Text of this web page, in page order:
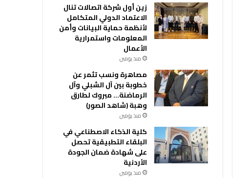
زين أول شركة اتصالات تنال
الاعتماد الدولي المتكامل
لأنظمة حماية البيانات وأمن
المعلومات واستمرارية
الأعمال
منذ يومين
مصاهرة ونسب تثمر عن
خطوبة بين آل الشبلي وآل
الرماضنة… مبروك لطارق
وهبة (شاهد الصور)
منذ يومين
كلية الذكاء الاصطناعي في
البلقاء التطبيقية تحصل
على شهادة ضمان الجودة
الأردنية
منذ يومين